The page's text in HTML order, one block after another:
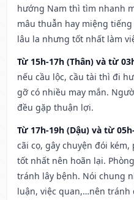
hướng Nam thì tìm nhanh
mâu thuẫn hay miệng
lâu la nhưng tốt nhất làm
Từ 15h-17h (Thân) và từ
nếu cầu lộc, cầu tài thì đi
gỡ có nhiều may mắn.
đều gặp thuận lợi.
Từ 17h-19h (Dậu) và từ
cãi cọ, gây chuyện đói
tốt nhất nên hoãn lại.
tránh lây bệnh. Nói chung
luận, việc quan,…nên tránh